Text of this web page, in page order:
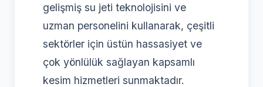
gelişmiş su jeti teknolojisini ve
uzman personelini kullanarak, çeşitli
sektörler için üstün hassasiyet ve
çok yönlülük sağlayan kapsamlı
kesim hizmetleri sunmaktadır.